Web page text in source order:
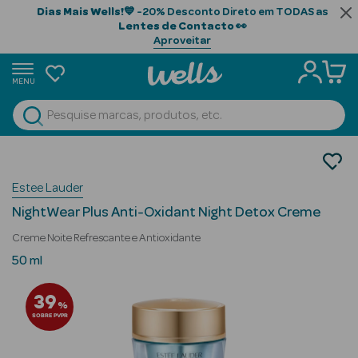
Dias Mais Wells!💙 -20% Desconto Direto em TODAS as
Lentes de Contacto👀
Aproveitar
MENU
Ver Tudo
Beauty Season
Cabelo
Profissional
Beauty Season
Beauty Season
Cosmética
Hidratantes
Estee Lauder
NightWear Plus Anti-Oxidant Night Detox Creme
Creme Noite Refrescante e Antioxidante
50 ml
39%
SOBRE PVPR